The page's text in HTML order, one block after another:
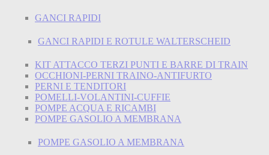
GANCI RAPIDI
GANCI RAPIDI E ROTULE WALTERSCHEID
KIT ATTACCO TERZI PUNTI E BARRE DI TRAIN
OCCHIONI-PERNI TRAINO-ANTIFURTO
PERNI E TENDITORI
POMELLI-VOLANTINI-CUFFIE
POMPE ACQUA E RICAMBI
POMPE GASOLIO A MEMBRANA
POMPE GASOLIO A MEMBRANA